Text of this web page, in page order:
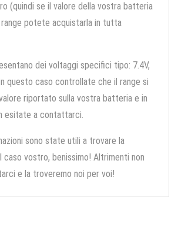
(quindi se il valore della vostra batteria
potete acquistarla in tutta
dei voltaggi specifici tipo: 7.4V,
questo caso controllate che il range si
riportato sulla vostra batteria e in
esitate a contattarci.
sono state utili a trovare la
caso vostro, benissimo! Altrimenti non
e la troveremo noi per voi!